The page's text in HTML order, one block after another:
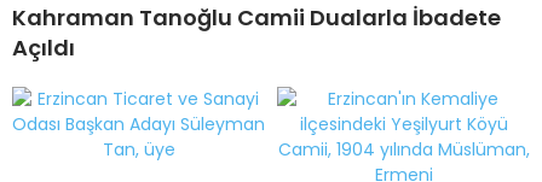
Kahraman Tanoğlu Camii Dualarla İbadete
Açıldı